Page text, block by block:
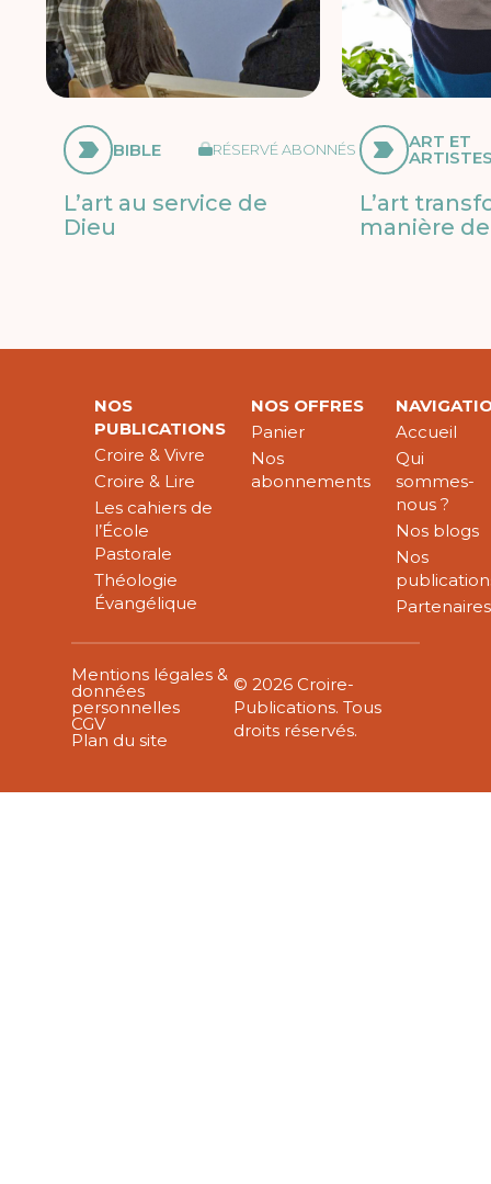
BIBLE RÉSERVÉ ABONNÉS
L’art au service de
Dieu
ART ET
L’art
manière
NOS
PUBLICATIONS
Croire & Vivre
Croire & Lire
Les cahiers de
l’École
Pastorale
Théologie
Évangélique
NOS OFFRES
Panier
Nos
abonnements
Accueil
Qui
sommes-
nous ?
Nos blogs
Nos
Partenaires
Mentions légales &
données
personnelles
CGV
Plan du site
© 2026 Croire-
Publications. Tous
droits réservés.